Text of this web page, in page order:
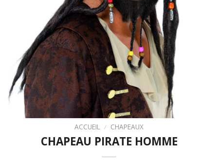
ACCUEIL / CHAPEAUX
CHAPEAU PIRATE HOMME